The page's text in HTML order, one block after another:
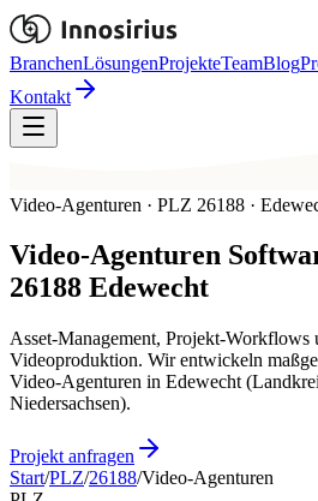
BranchenLösungenProjekteTeamBlog
Kontakt
Video-Agenturen · PLZ 26188 ·
Video-Agenturen
26188 Edewecht
Asset-Management, Projekt-Workflows
Videoproduktion. Wir entwickeln
Video-Agenturen in Edewecht
Niedersachsen).
Projekt anfragen
Start/PLZ/26188/Video-Agenturen